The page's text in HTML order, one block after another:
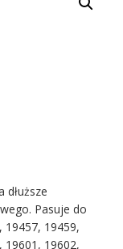
dłuższe
Pasuje do
19457, 19459,
19601, 19602,